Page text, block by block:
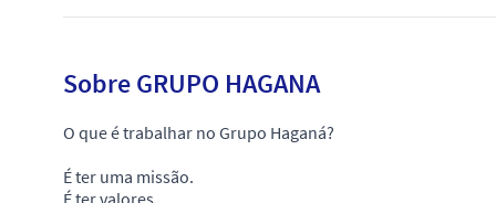
Sobre GRUPO HAGANA
O que é trabalhar no Grupo Haganá?
É ter uma missão.